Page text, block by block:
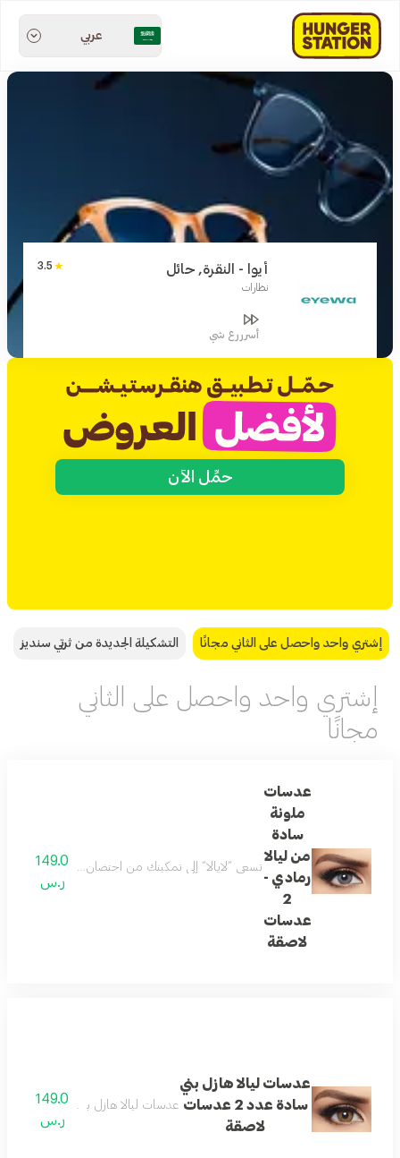
عربي
أيوا - النقرة, حائل
نظارات
3.5
أسرررع شي
حمِّل الآن
إشتري واحد واحصل على الثاني مجانًا التشكيلة الجديدة من ثرتي سنديز
إشتري واحد واحصل على الثاني
مجانًا
عدسات
ملونة
سادة
من ليالا
رمادي -
2
عدسات
لاصقة
تسعى ”لايالا“ إلى تمكينك من احتضان جمالك والتعبير عن
149.0
ر.س
عدسات ليالا هازل بني
سادة عدد 2 عدسات
لاصقة
عدسات ليالا هازل بني سادة عدد 2 عدسات لاصقة
149.0
ر.س